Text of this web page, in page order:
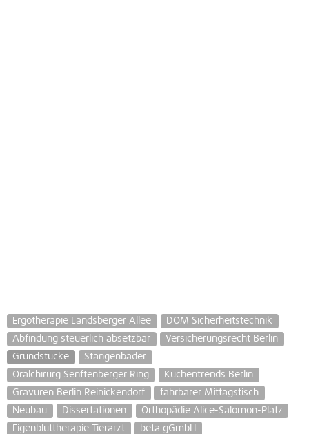
Ergotherapie Landsberger Allee
DOM Sicherheitstechnik
Abfindung steuerlich absetzbar
Versicherungsrecht Berlin
Grundstücke
Stangenbäder
Oralchirurg Senftenberger Ring
Küchentrends Berlin
Gravuren Berlin Reinickendorf
fahrbarer Mittagstisch
Neubau
Dissertationen
Orthopädie Alice-Salomon-Platz
Eigenbluttherapie Tierarzt
beta gGmbH